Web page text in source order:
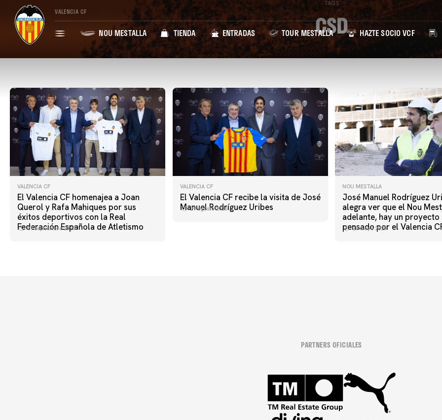
VALENCIA CF
NOU MESTALLA TIENDA ENTRADAS TOUR MESTALLA HAZTE SOCIO VCF
TAGS
CSD
VALENCIA CF
El Valencia CF homenajea a Joan
Querol y Rafa Mahiques por sus
éxitos deportivos con la Real
Federación Española de Atletismo
01 septiembre 2025
VALENCIA CF
El Valencia CF recibe la visita de José
Manuel Rodríguez Uribes
29 agosto 2025
NOU MESTALLA
José Manuel Rodríguez
alegra ver que el Nou
adelante, hay un proyecto
pensado por el Valencia
20 mayo 2025
PARTNERS OFICIALES